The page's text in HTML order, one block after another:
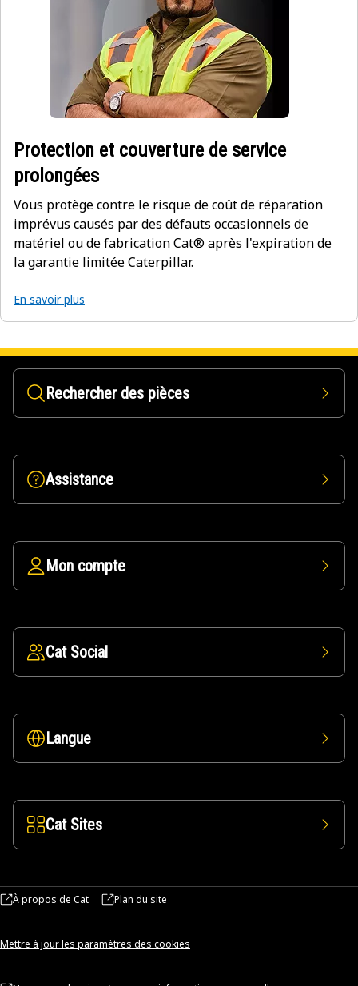
Protection et couverture de service
prolongées
Vous protège contre le risque de coût de réparation
imprévus causés par des défauts occasionnels de
matériel ou de fabrication Cat® après l'expiration de
la garantie limitée Caterpillar.
En savoir plus
Rechercher des pièces
Assistance
Mon compte
Cat Social
Langue
Cat Sites
À propos de Cat Plan du site
Mettre à jour les paramètres des cookies